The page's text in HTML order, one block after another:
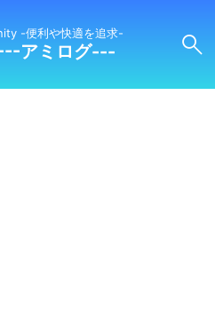
-便利や快適を追求-
アミログ---